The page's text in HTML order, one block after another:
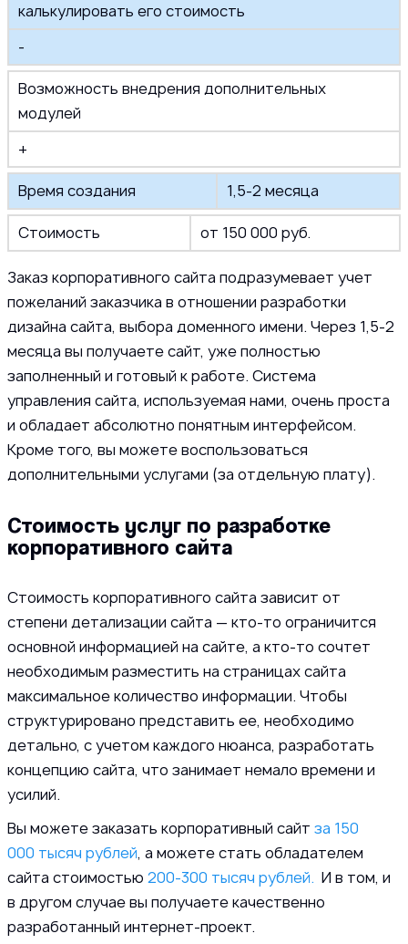
калькулировать его стоимость
-
Возможность внедрения дополнительных
модулей
+
Время создания 1,5-2 месяца
Стоимость от 150 000 руб.
Заказ корпоративного сайта подразумевает учет
пожеланий заказчика в отношении разработки
дизайна сайта, выбора доменного имени. Через 1,5-2
месяца вы получаете сайт, уже полностью
заполненный и готовый к работе. Система
управления сайта, используемая нами, очень проста
и обладает абсолютно понятным интерфейсом.
Кроме того, вы можете воспользоваться
дополнительными услугами (за отдельную плату).
Стоимость услуг по разработке
корпоративного сайта
Стоимость корпоративного сайта зависит от
степени детализации сайта — кто-то ограничится
основной информацией на сайте, а кто-то сочтет
необходимым разместить на страницах сайта
максимальное количество информации. Чтобы
структурировано представить ее, необходимо
детально, с учетом каждого нюанса, разработать
концепцию сайта, что занимает немало времени и
усилий.
Вы можете заказать корпоративный сайт за 150
000 тысяч рублей, а можете стать обладателем
сайта стоимостью 200-300 тысяч рублей. И в том, и
в другом случае вы получаете качественно
разработанный интернет-проект.